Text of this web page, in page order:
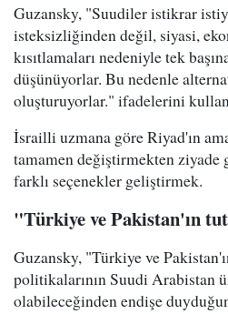
Guzansky, "Suudiler istikrar
isteksizliğinden değil, siyasi,
kısıtlamaları nedeniyle tek
düşünüyorlar. Bu nedenle
oluşturuyorlar." ifadelerini
İsrailli uzmana göre Riyad'ın
tamamen değiştirmekten ziyade
farklı seçenekler geliştirmek.
"Türkiye ve Pakistan'ın
Guzansky, "Türkiye ve
politikalarının Suudi Arabistan
olabileceğinden endişe